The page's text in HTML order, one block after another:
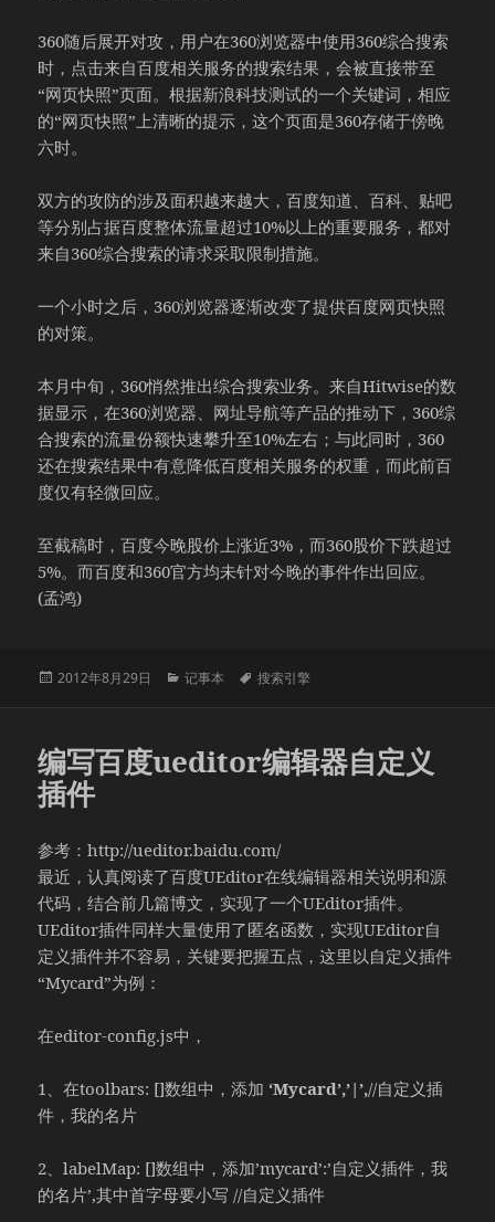
360随后展开对攻，用户在360浏览器中使用360综合搜索
时，点击来自百度相关服务的搜索结果，会被直接带至
“网页快照”页面。根据新浪科技测试的一个关键词，相应
的“网页快照”上清晰的提示，这个页面是360存储于傍晚
六时。
双方的攻防的涉及面积越来越大，百度知道、百科、贴吧
等分别占据百度整体流量超过10%以上的重要服务，都对
来自360综合搜索的请求采取限制措施。
一个小时之后，360浏览器逐渐改变了提供百度网页快照
的对策。
本月中旬，360悄然推出综合搜索业务。来自Hitwise的数
据显示，在360浏览器、网址导航等产品的推动下，360综
合搜索的流量份额快速攀升至10%左右；与此同时，360
还在搜索结果中有意降低百度相关服务的权重，而此前百
度仅有轻微回应。
至截稿时，百度今晚股价上涨近3%，而360股价下跌超过
5%。而百度和360官方均未针对今晚的事件作出回应。
(孟鸿)
发
2012年8月29日
分
记事本
标
搜索引擎
编写百度ueditor编辑器自定义
插件
参考：http://ueditor.baidu.com/
最近，认真阅读了百度UEditor在线编辑器相关说明和源
代码，结合前几篇博文，实现了一个UEditor插件。
UEditor插件同样大量使用了匿名函数，实现UEditor自
定义插件并不容易，关键要把握五点，这里以自定义插件
“Mycard”为例：
在editor-config.js中，
1、在toolbars: []数组中，添加 ‘Mycard’,’|’,//自定义插
件，我的名片
2、labelMap: []数组中，添加’mycard’:’自定义插件，我
的名片’,其中首字母要小写 //自定义插件